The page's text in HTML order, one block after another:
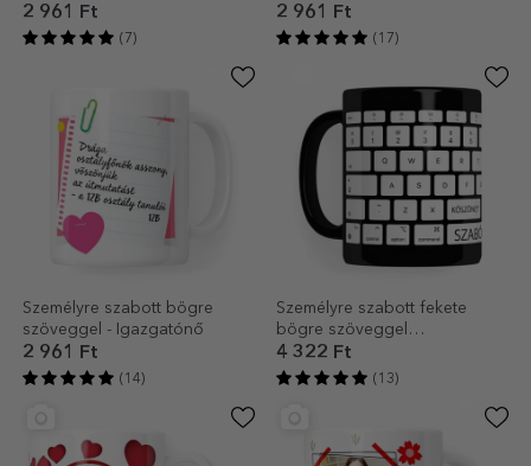
2 961 Ft
(7)
2 961 Ft
(17)
Személyre szabott bögre
szöveggel - Igazgatónő
2 961 Ft
(14)
Személyre szabott fekete
bögre szöveggel
programozók és irodai
dolgozók számára
4 322 Ft
(13)